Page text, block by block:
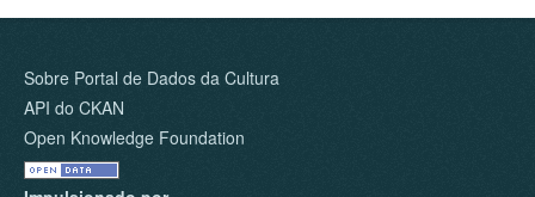
Sobre Portal de Dados da Cultura
API do CKAN
Open Knowledge Foundation